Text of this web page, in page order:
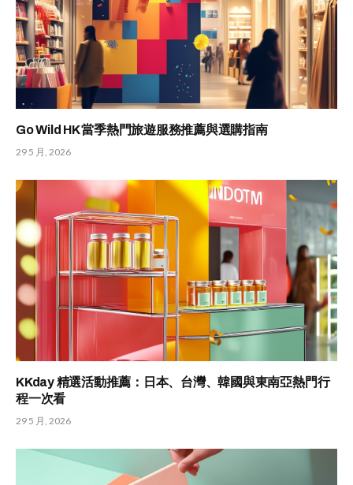
Go Wild HK 當季熱門旅遊服務推薦與選購指南
29 5 月, 2026
KKday 精選活動推薦：日本、台灣、韓國與東南亞熱門行
程一次看
29 5 月, 2026